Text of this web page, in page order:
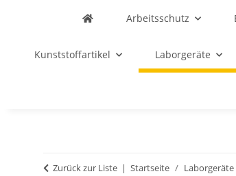
Arbeitsschutz
Kunststoffartikel Laborgeräte
Zurück zur Liste Startseite Laborgeräte